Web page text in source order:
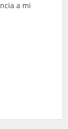
a mi